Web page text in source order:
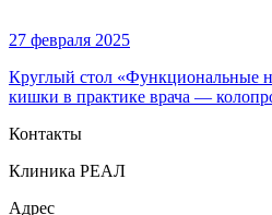
27 февраля 2025
Круглый стол «Функциональные
кишки в практике врача —
Контакты
Клиника РЕАЛ
Адрес